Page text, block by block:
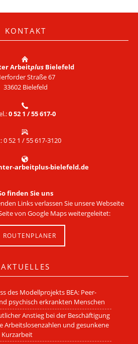
KONTAKT
Arbeitplus Bielefeld
Straße 67
33602 Bielefeld
0 52 1 / 55 617-0
0 52 1 / 55 617-3120
arbeitplus-bielefeld.de
finden Sie uns
Links verlassen Sie unsere Webseite
von Google Maps weitergeleitet:
ROUTENPLANER
AKTUELLES
des Modellprojekts BEA: Peer-
psychisch erkrankten Menschen
Anstieg bei der Beschäftigung
Arbeitslosenzahlen und gesunkene
Kurzarbeit